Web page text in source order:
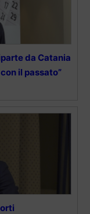
da Catania
il passato”